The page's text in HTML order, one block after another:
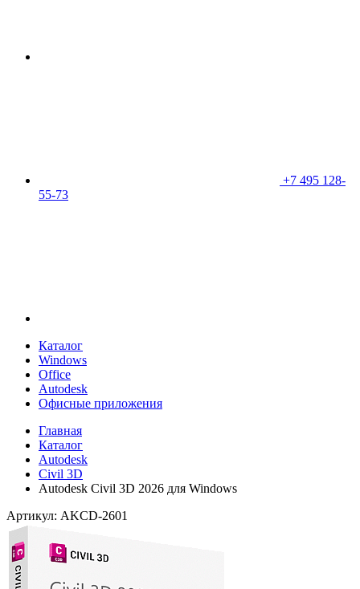
+7 495 128-
55-73
Каталог
Windows
Office
Autodesk
Офисные приложения
Главная
Каталог
Autodesk
Civil 3D
Autodesk Civil 3D 2026 для Windows
Артикул: AKСD-2601